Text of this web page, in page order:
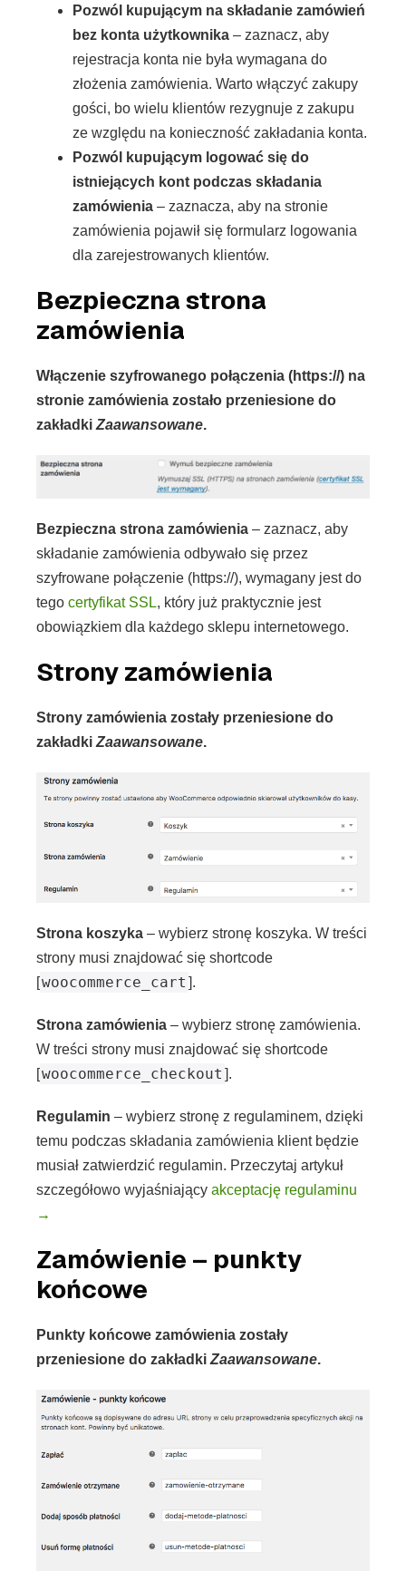
Pozwól kupującym na składanie zamówień
bez konta użytkownika – zaznacz, aby
rejestracja konta nie była wymagana do
złożenia zamówienia. Warto włączyć zakupy
gości, bo wielu klientów rezygnuje z zakupu
ze względu na konieczność zakładania konta.
Pozwól kupującym logować się do
istniejących kont podczas składania
zamówienia – zaznacza, aby na stronie
zamówienia pojawił się formularz logowania
dla zarejestrowanych klientów.
Bezpieczna strona
zamówienia
Włączenie szyfrowanego połączenia (https://) na
stronie zamówienia zostało przeniesione do
zakładki Zaawansowane.
Bezpieczna strona zamówienia – zaznacz, aby
składanie zamówienia odbywało się przez
szyfrowane połączenie (https://), wymagany jest do
tego certyfikat SSL, który już praktycznie jest
obowiązkiem dla każdego sklepu internetowego.
Strony zamówienia
Strony zamówienia zostały przeniesione do
zakładki Zaawansowane.
Strona koszyka – wybierz stronę koszyka. W treści
strony musi znajdować się shortcode
[woocommerce_cart ].
Strona zamówienia – wybierz stronę zamówienia.
W treści strony musi znajdować się shortcode
[woocommerce_checkout ].
Regulamin – wybierz stronę z regulaminem, dzięki
temu podczas składania zamówienia klient będzie
musiał zatwierdzić regulamin. Przeczytaj artykuł
szczegółowo wyjaśniający akceptację regulaminu
→
Zamówienie – punkty
końcowe
Punkty końcowe zamówienia zostały
przeniesione do zakładki Zaawansowane.